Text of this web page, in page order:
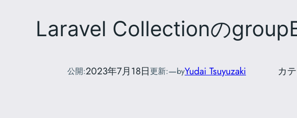
Laravel Collectionの
公開:2023年7月18日更新:—byYudai Tsuyuzaki カ